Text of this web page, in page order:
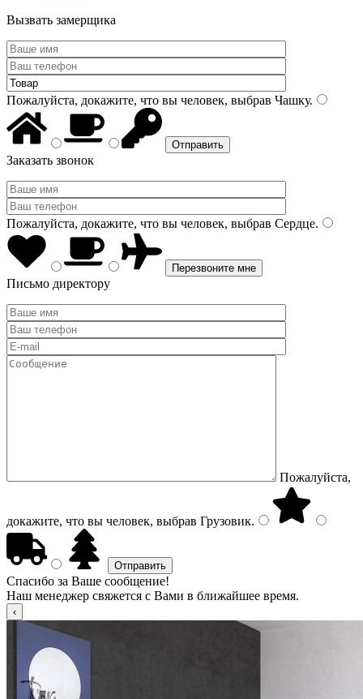
Вызвать замерщика
Пожалуйста, докажите, что вы человек, выбрав Чашку.
Заказать звонок
Пожалуйста, докажите, что вы человек, выбрав Сердце.
Письмо директору
Пожалуйста,
докажите, что вы человек, выбрав Грузовик.
Спасибо за Ваше сообщение!
Наш менеджер свяжется с Вами в ближайшее время.